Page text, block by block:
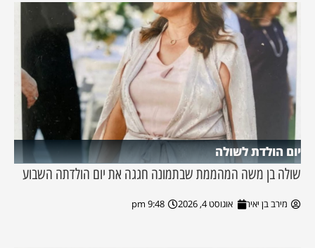
יום הולדת לשולה
שולה בן משה המהממת שבתמונה חגגה את יום הולדתה השבוע
מירב בן יאיר אוגוסט 4, 2026 9:48 pm